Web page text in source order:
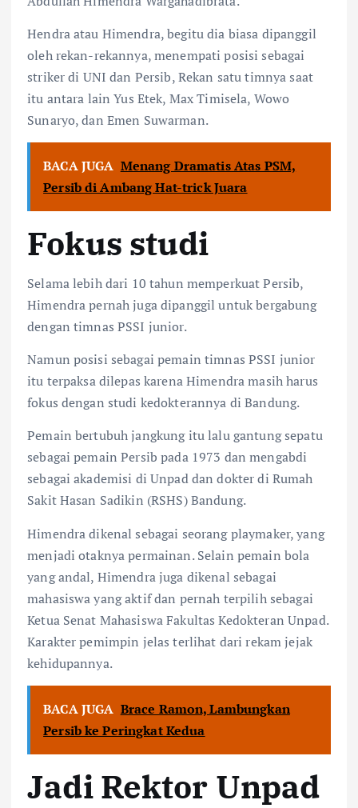
Hendra atau Himendra, begitu dia biasa dipanggil
oleh rekan-rekannya, menempati posisi sebagai
striker di UNI dan Persib, Rekan satu timnya saat
itu antara lain Yus Etek, Max Timisela, Wowo
Sunaryo, dan Emen Suwarman.
BACA JUGA Menang Dramatis Atas PSM,
Persib di Ambang Hat-trick Juara
Fokus studi
Selama lebih dari 10 tahun memperkuat Persib,
Himendra pernah juga dipanggil untuk bergabung
dengan timnas PSSI junior.
Namun posisi sebagai pemain timnas PSSI junior
itu terpaksa dilepas karena Himendra masih harus
fokus dengan studi kedokterannya di Bandung.
Pemain bertubuh jangkung itu lalu gantung sepatu
sebagai pemain Persib pada 1973 dan mengabdi
sebagai akademisi di Unpad dan dokter di Rumah
Sakit Hasan Sadikin (RSHS) Bandung.
Himendra dikenal sebagai seorang playmaker, yang
menjadi otaknya permainan. Selain pemain bola
yang andal, Himendra juga dikenal sebagai
mahasiswa yang aktif dan pernah terpilih sebagai
Ketua Senat Mahasiswa Fakultas Kedokteran Unpad.
Karakter pemimpin jelas terlihat dari rekam jejak
kehidupannya.
BACA JUGA Brace Ramon, Lambungkan
Persib ke Peringkat Kedua
Jadi Rektor Unpad